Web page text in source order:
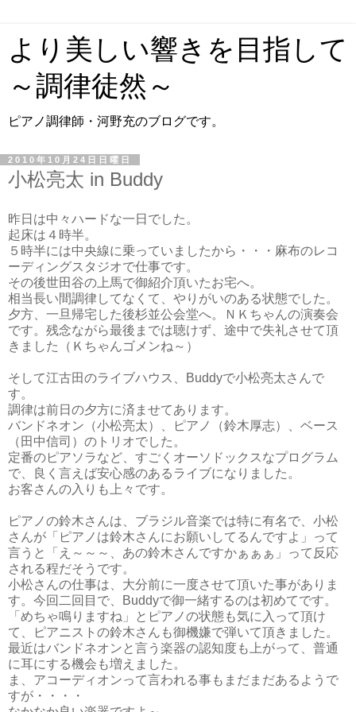
より美しい響きを目指して
～調律徒然～
ピアノ調律師・河野充のブログです。
2010年10月24日日曜日
小松亮太 in Buddy
昨日は中々ハードな一日でした。
起床は４時半。
５時半には中央線に乗っていましたから・・・麻布のレコ
ーディングスタジオで仕事です。
その後世田谷の上馬で御紹介頂いたお宅へ。
相当長い間調律してなくて、やりがいのある状態でした。
夕方、一旦帰宅した後杉並公会堂へ。ＮＫちゃんの演奏会
です。残念ながら最後までは聴けず、途中で失礼させて頂
きました（Ｋちゃんゴメンね～）
そして江古田のライブハウス、Buddyで小松亮太さんで
す。
調律は前日の夕方に済ませてあります。
バンドネオン（小松亮太）、ピアノ（鈴木厚志）、ベース
（田中信司）のトリオでした。
定番のピアソラなど、すごくオーソドックスなプログラム
で、良く言えば安心感のあるライブになりました。
お客さんの入りも上々です。
ピアノの鈴木さんは、ブラジル音楽では特に有名で、小松
さんが「ピアノは鈴木さんにお願いしてるんですよ」って
言うと「え～～～、あの鈴木さんですかぁぁぁ」って反応
される程だそうです。
小松さんの仕事は、大分前に一度させて頂いた事がありま
す。今回二回目で、Buddyで御一緒するのは初めてです。
「めちゃ鳴りますね」とピアノの状態も気に入って頂け
て、ピアニストの鈴木さんも御機嫌で弾いて頂きました。
最近はバンドネオンと言う楽器の認知度も上がって、普通
に耳にする機会も増えました。
ま、アコーディオンって言われる事もまだまだあるようで
すが・・・・